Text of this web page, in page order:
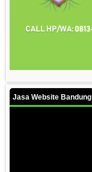
Jasa Website Bandung